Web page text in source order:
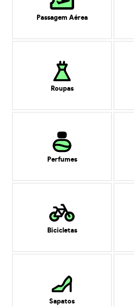
Passagem Aérea
Roupas
Perfumes
Bicicletas
Sapatos